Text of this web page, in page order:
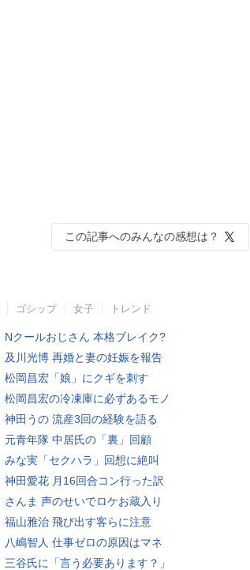
この記事へのみんなの感想は？
ゴシップ 女子 トレンド
Nクールおじさん 本格ブレイク?
及川光博 再婚と妻の妊娠を報告
松岡昌宏「娘」にクギを刺す
松岡昌宏の冷凍庫に必ずあるモノ
神田うの 流産3回の経験を語る
元青年隊 中居氏の「裏」回顧
みな実「セクハラ」回想に絶叫
神田愛花 月16回合コン行った訳
さんま 声のせいでロケお蔵入り
福山雅治 飛び出す客らに注意
八嶋智人 仕事ゼロの原因はマネ
三谷氏に「言う必要あります？」